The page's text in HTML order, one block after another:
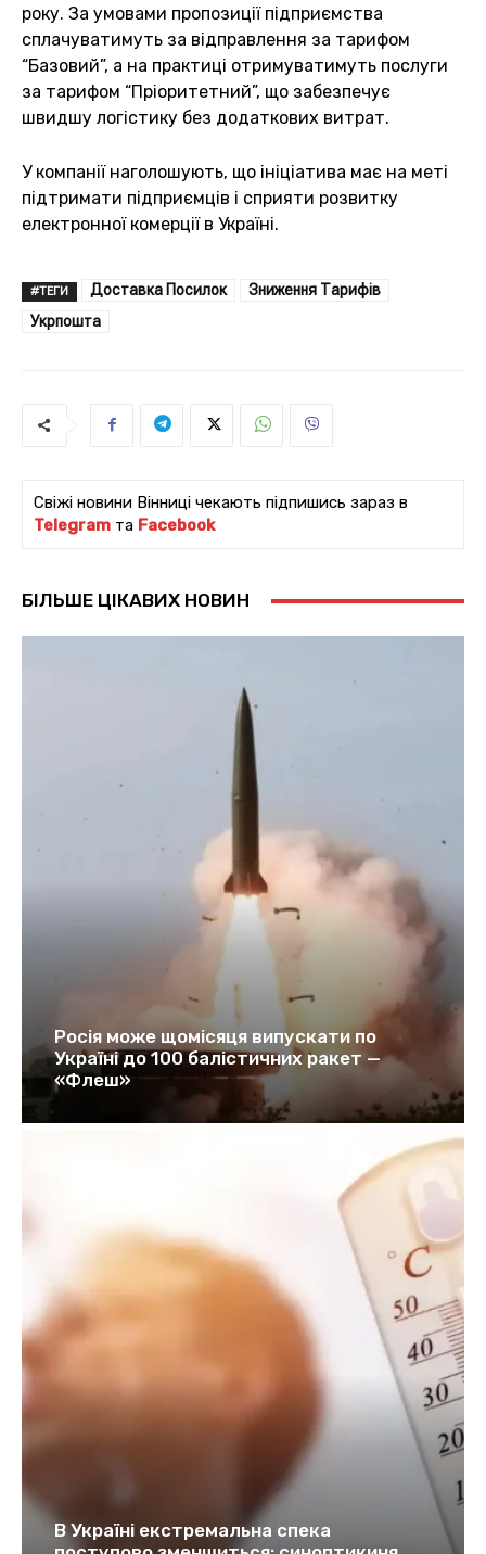
року. За умовами пропозиції підприємства
сплачуватимуть за відправлення за тарифом
“Базовий”, а на практиці отримуватимуть послуги
за тарифом “Пріоритетний”, що забезпечує
швидшу логістику без додаткових витрат.
У компанії наголошують, що ініціатива має на меті
підтримати підприємців і сприяти розвитку
електронної комерції в Україні.
#ТЕГИ Доставка Посилок
Зниження Тарифів
Укрпошта
Свіжі новини Вінниці чекають підпишись зараз в
Telegram та Facebook
БІЛЬШЕ ЦІКАВИХ НОВИН
Росія може щомісяця випускати по
Україні до 100 балістичних ракет —
«Флеш»
В Україні екстремальна спека